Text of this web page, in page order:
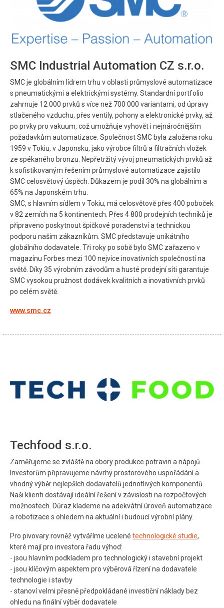
SMC Industrial Automation CZ s.r.o.
SMC je globálním lídrem trhu v oblasti průmyslové automatizace
s pneumatickými a elektrickými systémy. Standardní portfolio
zahrnuje 12 000 prvků s více než 700 000 variantami, od úpravy
stlačeného vzduchu, přes ventily, pohony a elektronické prvky, až
po prvky pro vakuum, což umožňuje vyhovět i nejnáročnějším
požadavkům automatizace. Společnost SMC byla založena roku
1959 v Tokiu, v Japonsku, jako výrobce filtrů a filtračních vložek
ze spékaného bronzu. Nepřetržitý vývoj pneumatických prvků až
k sofistikovaným řešením průmyslové automatizace zajistilo
SMC celosvětový úspěch. Důkazem je podíl 30% na globálním a
65% na Japonském trhu.
SMC, s hlavním sídlem v Tokiu, má celosvětově přes 400 poboček
v 82 zemích na 5 kontinentech. Přes 4 800 prodejních techniků je
připraveno poskytnout špičkové poradenství a technickou
podporu našim zákazníkům. SMC představuje unikátního
globálního dodavatele. Tři roky po sobě bylo SMC zařazeno v
magazínu Forbes mezi 100 nejvíce inovativních společností na
světě. Díky 35 výrobním závodům a husté prodejní síti garantuje
SMC vysokou pružnost dodávek kvalitních a inovativních prvků
po celém světě.
www.smc.cz
Techfood s.r.o.
Zaměřujeme se zvláště na obory produkce potravin a nápojů.
Investorům připravujeme návrhy prostorového uspořádání a
vhodný výběr nejlepších dodavatelů jednotlivých komponentů.
Naši klienti dostávají ideální řešení v závislosti na rozpočtových
možnostech. Důraz klademe na adekvátní úroveň automatizace
a robotizace s ohledem na aktuální i budoucí výrobní plány.
Pro pivovary rovněž vytváříme ucelené technologické studie,
které mají pro investora řadu výhod:
- jsou hlavním podkladem pro technologický i stavební projekt
- jsou klíčovým aspektem pro výběrová řízení na dodavatele
technologie i stavby
- stanoví velmi přesně předpokládané investiční náklady bez
ohledu na finální výběr dodavatele